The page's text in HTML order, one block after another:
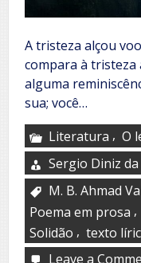
A tristeza alçou
compara à tristeza
alguma
sua; você…
Literatura , O
Sergio Diniz
M. B. Ahmad
Poema em prosa ,
Solidão , texto
Leave a